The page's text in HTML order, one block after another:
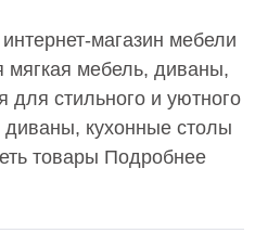
магазин мебели
мягкая мебель, диваны,
для стильного и уютного
кухонные столы
товары Подробнее